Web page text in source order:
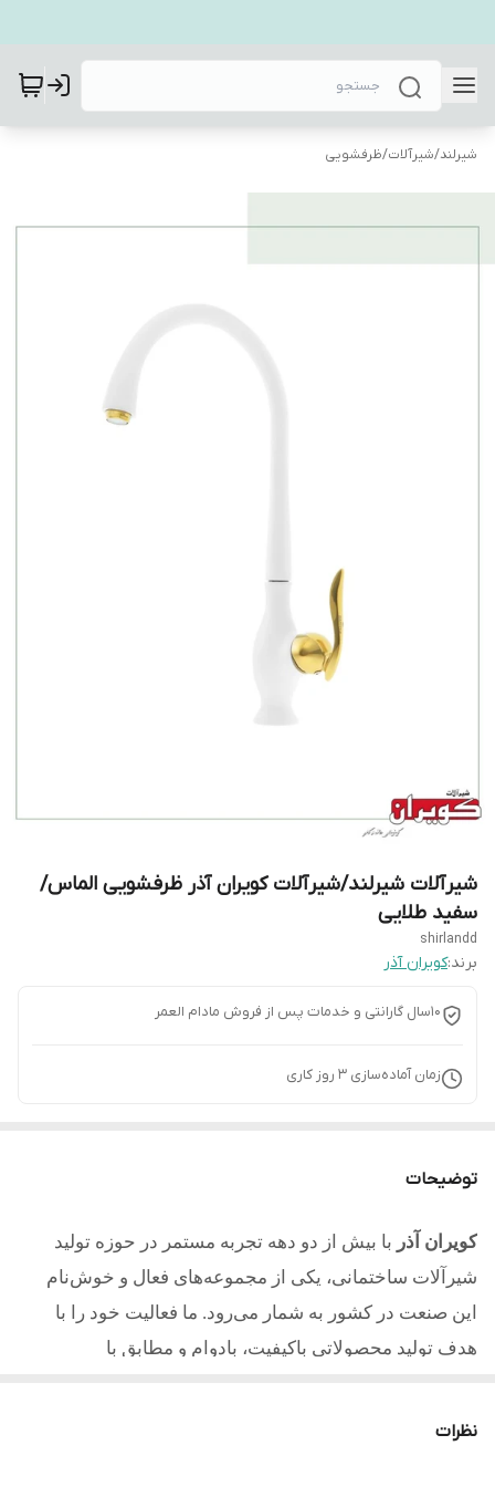
شیرلند/شیرآلات/ظرفشویی
شیرآلات شیرلند/شیرآلات کویران آذر ظرفشویی الماس/
سفید طلایی
shirlandd
برند:کویران آذر
10سال گارانتی و خدمات پس از فروش مادام العمر
زمان آماده‌سازی 3 روز کاری
توضیحات
کویران آذر با بیش از دو دهه تجربه مستمر در حوزه تولید
شیرآلات ساختمانی، یکی از مجموعه‌های فعال و خوش‌نام
این صنعت در کشور به شمار می‌رود. ما فعالیت خود را با
هدف تولید محصولاتی باکیفیت، بادوام و مطابق با
فنی و تعهد به مشتریان یکی از مطلوب ترین تولیدکنندگان در
نظرات